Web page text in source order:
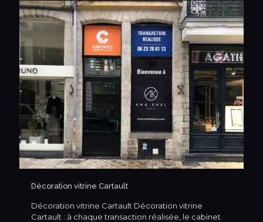
Décoration vitrine Cartault
Décoration vitrine Cartault Décoration vitrine
Cartault : à chaque transaction réalisée, le cabinet